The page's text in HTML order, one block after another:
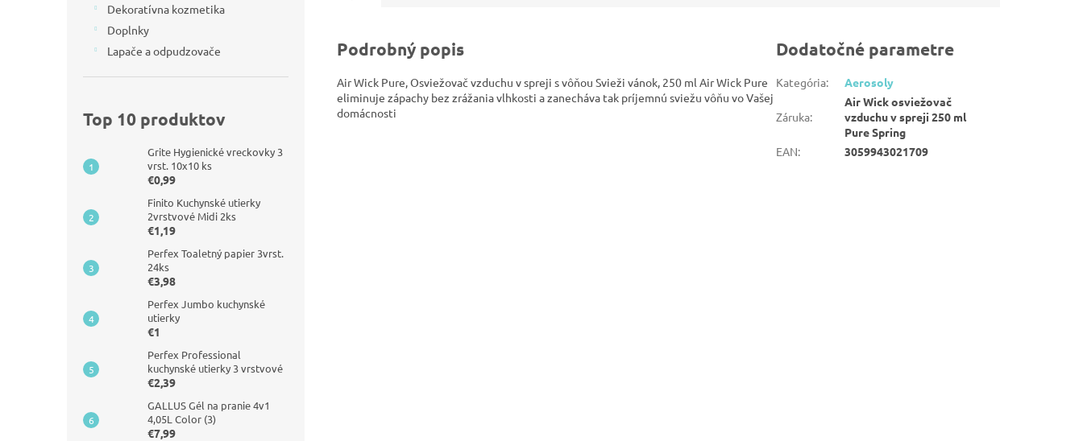
Dekoratívna kozmetika
Doplnky
Lapače a odpudzovače
Top 10 produktov
Grite Hygienické vreckovky 3
vrst. 10x10 ks
€0,99
Finito Kuchynské utierky
2vrstvové Midi 2ks
€1,19
Perfex Toaletný papier 3vrst.
24ks
€3,98
Perfex Jumbo kuchynské
utierky
€1
Perfex Professional
kuchynské utierky 3 vrstvové
€2,39
GALLUS Gél na pranie 4v1
4,05L Color (3)
€7,99
Podrobný popis
Air Wick Pure, Osviežovač vzduchu v spreji s vôňou Svieži vánok, 250 ml Air Wick Pure
eliminuje zápachy bez zrážania vlhkosti a zanecháva tak príjemnú sviežu vôňu vo Vašej
domácnosti
Dodatočné parametre
Kategória: Aerosoly
Záruka:
Air Wick osviežovač
vzduchu v spreji 250 ml
Pure Spring
EAN: 3059943021709